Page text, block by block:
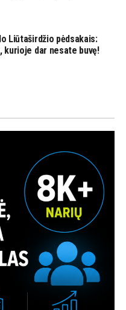
Liūtaširdžio pėdsakais:
kurioje dar nesate buvę!